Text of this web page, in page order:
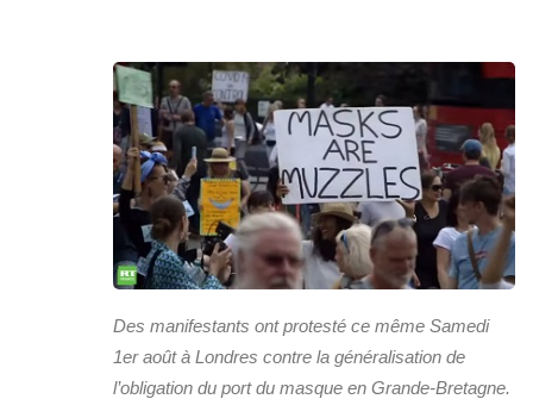
Des manifestants ont protesté ce même Samedi
1er août à Londres contre la généralisation de
l’obligation du port du masque en Grande-Bretagne.